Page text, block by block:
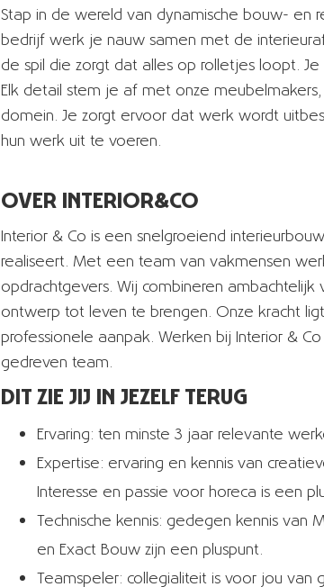
Stap in de wereld van dynamische bouw- en
bedrijf werk je nauw samen met de
de spil die zorgt dat alles op rolletjes loopt.
Elk detail stem je af met onze
domein. Je zorgt ervoor dat werk wordt
hun werk uit te voeren.
OVER INTERIOR&CO
Interior & Co is een snelgroeiend
realiseert. Met een team van vakmensen
opdrachtgevers. Wij combineren
ontwerp tot leven te brengen. Onze kracht
professionele aanpak. Werken bij Interior &
gedreven team.
DIT ZIE JIJ IN JEZELF TERUG
Ervaring: ten minste 3 jaar relevante
Expertise: ervaring en kennis van
Interesse en passie voor horeca is een
Technische kennis: gedegen kennis van
en Exact Bouw zijn een pluspunt.
Teamspeler: collegialiteit is voor jou